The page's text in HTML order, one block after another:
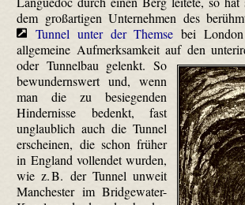
dem großartigen Unternehmen des
Tunnel unter der Themse bei
allgemeine Aufmerksamkeit auf den
oder Tunnelbau gelenkt. So
bewundernswert und, wenn
man die zu besiegenden
Hindernisse bedenkt, fast
unglaublich auch die Tunnel
erscheinen, die schon früher
in England vollendet wurden,
wie z. B. der Tunnel unweit
Manchester im Bridge­water-